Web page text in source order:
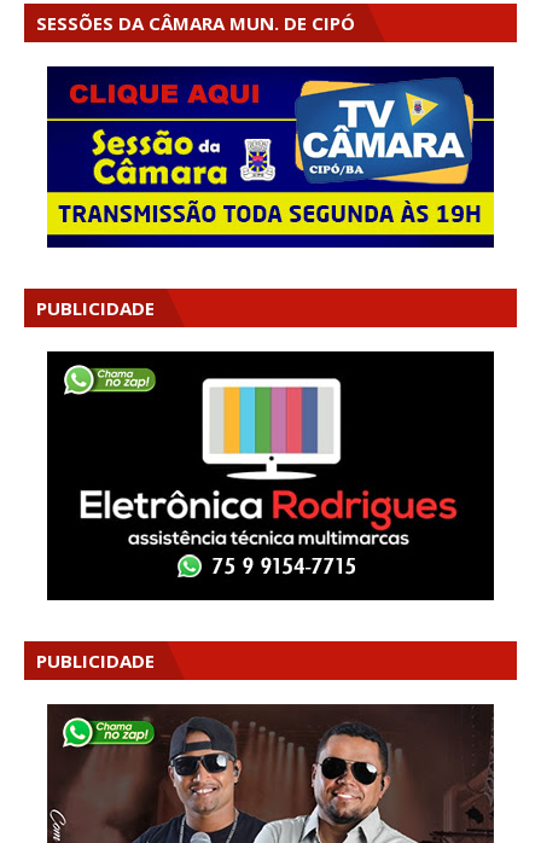
SESSÕES DA CÂMARA MUN. DE CIPÓ
PUBLICIDADE
PUBLICIDADE